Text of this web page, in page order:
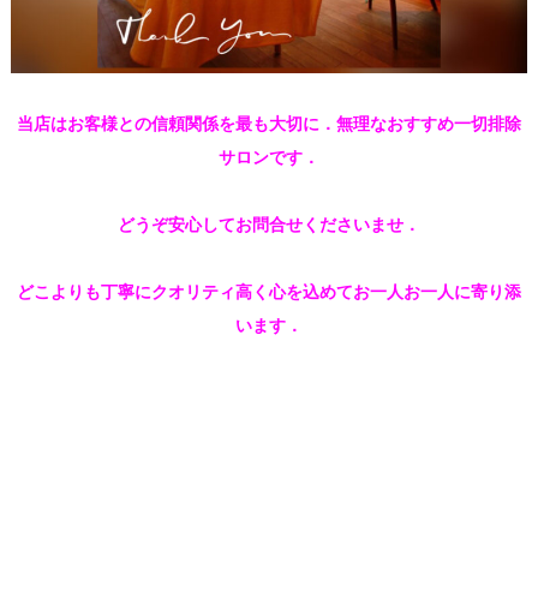
当店はお客様との信頼関係を最も大切に．無理なおすすめ一切排除
サロンです．
どうぞ安心してお問合せくださいませ．
どこよりも丁寧にクオリティ高く心を込めてお一人お一人に寄り添
います．